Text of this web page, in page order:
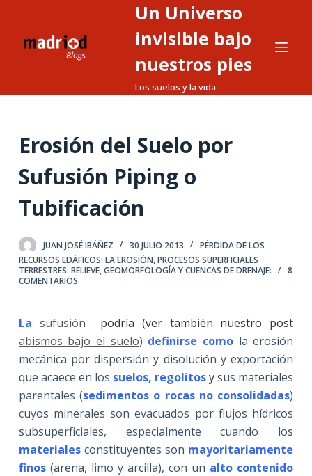
o
n
n
d
Un Universo
invisible bajo
nuestros pies
Los suelos y la vida
Erosión del Suelo por
Sufusión Piping o
Tubificación
JUAN JOSÉ IBÁÑEZ 30 JULIO 2013
PÉRDIDA DE LOS
RECURSOS EDÁFICOS: LA EROSIÓN,PROCESOS SUPERFICIALES
TERRESTRES: RELIEVE, GEOMORFOLOGÍA Y CUENCAS DE DRENAJE:
8
COMENTARIOS
La sufusión podría (ver también nuestro post
abismos bajo el suelo) definirse como la erosión
mecánica por dispersión y disolución y exportación
que acaece en los suelos, regolitosysus materiales
parentales (sedimentos o rocas no consolidadas)
cuyos minerales son evacuados por flujos hídricos
subsuperficiales, especialmente cuando los
materiales constituyentes son mayoritariamente
finos (arena, limo y arcilla), con un alto contenido